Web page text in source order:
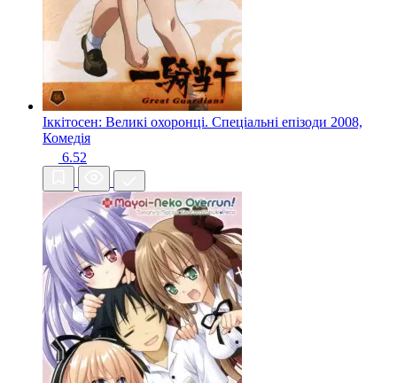
Іккітосен: Великі охоронці. Спеціальні епізоди 2008,
Комедія
6.52